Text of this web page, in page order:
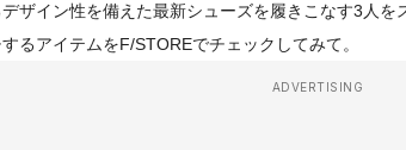
ザイン性を備えた最新シューズを履きこなす3人
るアイテムをF/STOREでチェックしてみて。
ADVERTISING